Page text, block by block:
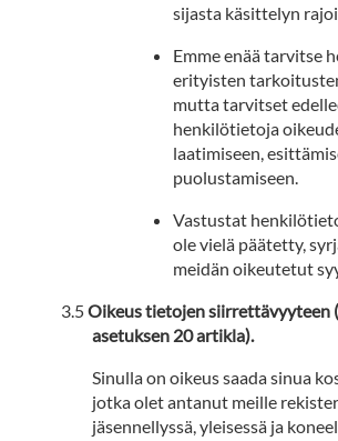
sijasta käsittelyn
Emme enää tarvitse
erityisten
mutta tarvitset
henkilötietoja
laatimiseen,
puolustamiseen.
Vastustat
ole vielä päätetty,
meidän oikeutetut
Oikeus tietojen siirrettävyyteen
asetuksen 20 artikla).
Sinulla on oikeus saada sinua
jotka olet antanut meille
jäsennellyssä, yleisessä ja